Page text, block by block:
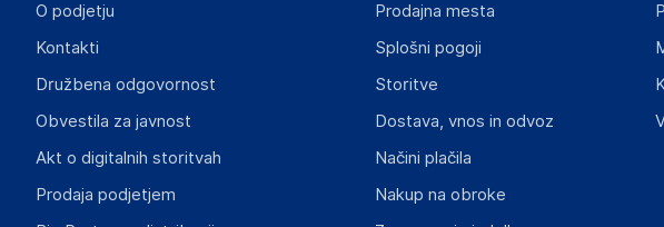
O podjetju
Kontakti
Družbena odgovornost
Obvestila za javnost
Akt o digitalnih storitvah
Prodaja podjetjem
Prodajna mesta
Splošni pogoji
Storitve
Dostava, vnos in odvoz
Načini plačila
Nakup na obroke